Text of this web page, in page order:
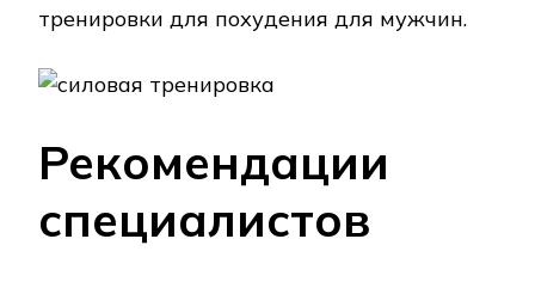
тренировки для похудения для мужчин.
Рекомендации
специалистов